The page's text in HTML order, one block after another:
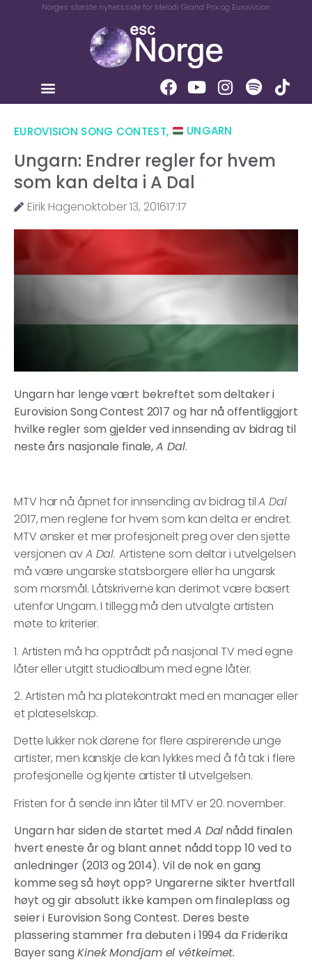
Norges største nyhetsside for Melodi Grand Prix og Eurovision
EUROVISION SONG CONTEST, UNGARN
Ungarn: Endrer regler for hvem
som kan delta i A Dal
Eirik Hagenoktober 13, 201617:17
Ungarn har lenge vært bekreftet som deltaker i
Eurovision Song Contest 2017 og har nå offentliggjort
hvilke regler som gjelder ved innsending av bidrag til
neste års nasjonale finale,A Dal.
MTV har nå åpnet for innsending av bidrag tilA Dal
2017, men reglene for hvem som kan delta er endret.
MTV ønsker et mer profesjonelt preg over den sjette
versjonen avA Dal.Artistene som deltar i utvelgelsen
må være ungarske statsborgere eller ha ungarsk
som morsmål. Låtskriverne kan derimot være basert
utenfor Ungarn. I tillegg må den utvalgte artisten
møte to kriterier.
1. Artisten må ha opptrådt på nasjonal TV med egne
låter eller utgitt studioalbum med egne låter.
2. Artisten må ha platekontrakt med en manager eller
et plateselskap.
Dette lukker nok dørene for flere aspirerende unge
artister, men kanskje de kan lykkes med å få tak i flere
profesjonelle og kjente artister til utvelgelsen.
Fristen for å sende inn låter til MTV er 20. november.
Ungarn har siden de startet medA Dal nådd finalen
hvert eneste år og blant annet nådd topp 10 ved to
anledninger (2013 og 2014). Vil de nok en gang
komme seg så høyt opp? Ungarerne sikter hvertfall
høyt og gir absolutt ikke kampen om finaleplass og
seier i Eurovision Song Contest. Deres beste
plassering stammer fra debuten i 1994 da Friderika
Bayer sangKinek Mondjam el vétkeimet.